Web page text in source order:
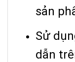
sản
Sử
dẫn